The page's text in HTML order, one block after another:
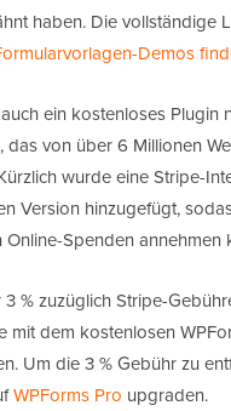
haben. Die vollständige
Demos
ein kostenloses Plugin
, das von über 6 Millionen
wurde eine Stripe-
Version hinzugefügt,
Online-Spenden annehmen
% zuzüglich Stripe-
mit dem kostenlosen
Um die 3 % Gebühr zu
WPForms Pro upgraden.